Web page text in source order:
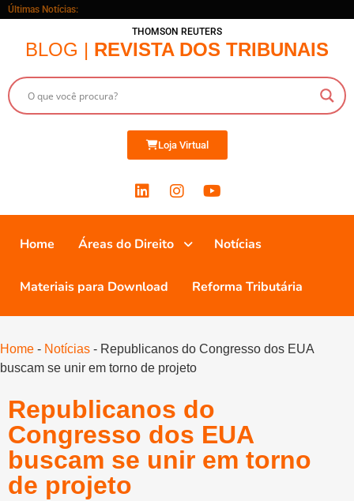
Últimas Notícias:
THOMSON REUTERS
BLOG | REVISTA DOS TRIBUNAIS
Loja Virtual
Home Áreas do Direito Notícias
Materiais para Download Reforma Tributária
Home - Notícias - Republicanos do Congresso dos EUA
buscam se unir em torno de projeto
Republicanos do
Congresso dos EUA
buscam se unir em torno
de projeto